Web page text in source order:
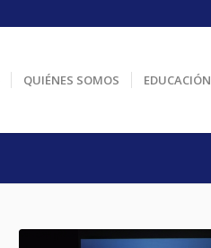
QUIÉNES SOMOS EDUCACIÓN